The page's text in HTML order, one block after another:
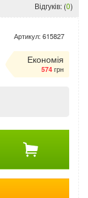
Відгуків: (0)
Артикул: 615827
Економія
574 грн